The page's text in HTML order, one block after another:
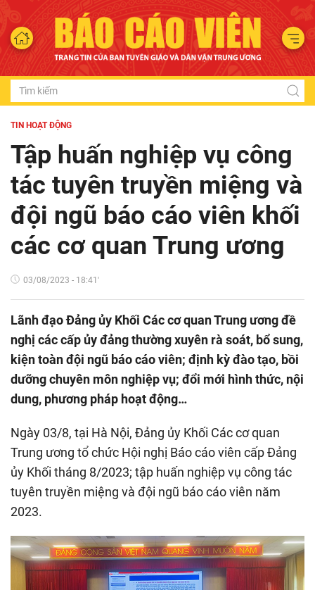
TIN HOẠT ĐỘNG
Tập huấn nghiệp vụ công
tác tuyên truyền miệng và
đội ngũ báo cáo viên khối
các cơ quan Trung ương
03/08/2023 - 18:41'
Lãnh đạo Đảng ủy Khối Các cơ quan Trung ương đề
nghị các cấp ủy đảng thường xuyên rà soát, bổ sung,
kiện toàn đội ngũ báo cáo viên; định kỳ đào tạo, bồi
dưỡng chuyên môn nghiệp vụ; đổi mới hình thức, nội
dung, phương pháp hoạt động…
Ngày 03/8, tại Hà Nội, Đảng ủy Khối Các cơ quan
Trung ương tổ chức Hội nghị Báo cáo viên cấp Đảng
ủy Khối tháng 8/2023; tập huấn nghiệp vụ công tác
tuyên truyền miệng và đội ngũ báo cáo viên năm
2023.